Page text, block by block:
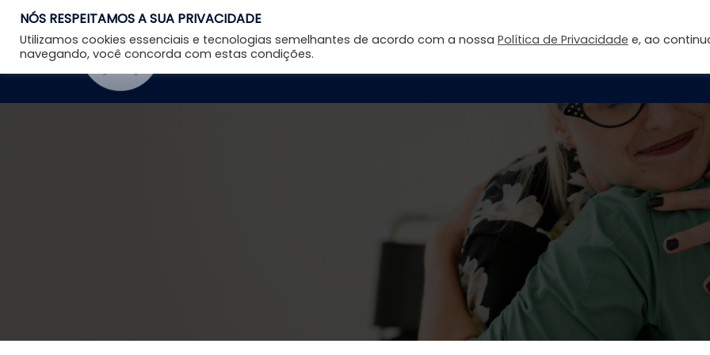
NÓS RESPEITAMOS A SUA PRIVACIDADE
Utilizamos cookies essenciais e tecnologias semelhantes de acordo com a nossa Política de Privacidade e, ao
navegando, você concorda com estas condições.